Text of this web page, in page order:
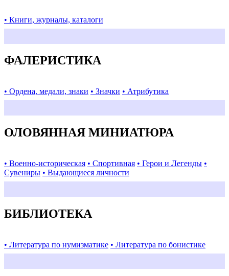
• Книги, журналы, каталоги
ФАЛЕРИСТИКА
• Ордена, медали, знаки • Значки • Атрибутика
ОЛОВЯННАЯ МИНИАТЮРА
• Военно-историческая • Спортивная • Герои и Легенды •
Сувениры • Выдающиеся личности
БИБЛИОТЕКА
• Литература по нумизматике • Литература по бонистике